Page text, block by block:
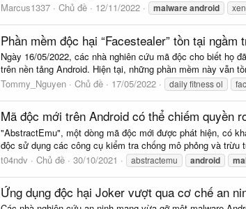
Marcus1337
Chủ đề 12/11/2022 malwareandroid
Phần mềm độc hại “Facestealer” tồn tại
Ngày 16/05/2022, các nhà nghiên cứu mã độc cho biết họ
trên nền tảng Android. Hiện tại, những phần mềm này vẫn
Tommy_Nguyen
Chủ đề 17/05/2022 daily fitness ol
Mã độc mới trên Android có thể chiếm quyền
"AbstractEmu", một dòng mã độc mới được phát hiện, có
độc sử dụng các công cụ kiểm tra chống mô phỏng và
t04ndv
Chủ đề 30/10/2021 abstractemu android
Ứng dụng độc hại Joker vượt qua cơ chế an